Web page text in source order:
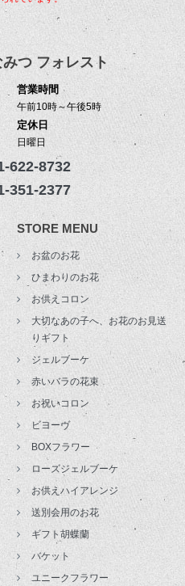
つ フォレスト
営業時間
午前10時～午後5時
定休日
日曜日
622-8732
351-2377
STORE MENU
お盆のお花
ひまわりのお花
お供えコロン
大切なあの子へ、お花のお見送
りギフト
ジェルブーケ
赤いバラの花束
お祝いコロン
ビヨーヴ
BOXフラワー
ローズジェルブーケ
お供えハイアレンジ
送別会用のお花
ギフト胡蝶蘭
バケット
ユニークフラワー